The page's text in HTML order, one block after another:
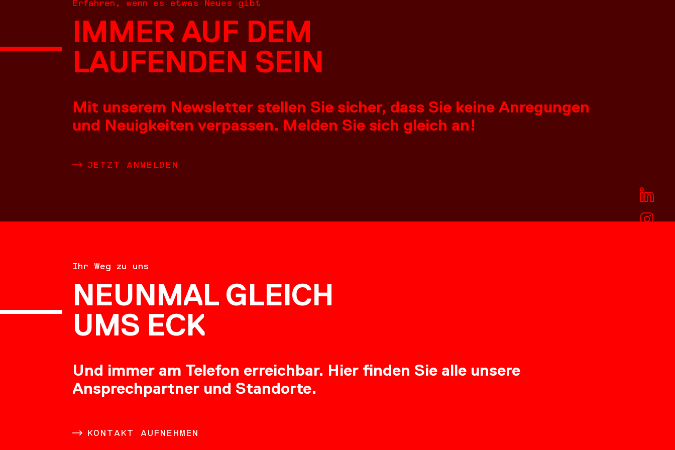
NEUES
LEISTUNGEN
BERATUNG
KARRIERE
DOWNLOADS
Erfahren, wenn es etwas Neues gibt
IMMER AUF DEM
LAUFENDEN SEIN
Mit unserem Newsletter stellen Sie sicher, dass Sie keine Anregungen
und Neuigkeiten verpassen. Melden Sie sich gleich an!
JETZT ANMELDEN
Ihr Weg zu uns
NEUNMAL GLEICH
UMS ECK
Und immer am Telefon erreichbar. Hier finden Sie alle unsere
Ansprechpartner und Standorte.
KONTAKT AUFNEHMEN